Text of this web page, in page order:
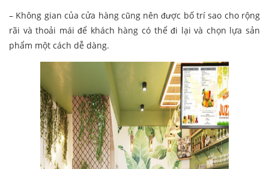
– Không gian của cửa hàng cũng nên được bố trí sao cho rộng
rãi và thoải mái để khách hàng có thể đi lại và chọn lựa sản
phẩm một cách dễ dàng.